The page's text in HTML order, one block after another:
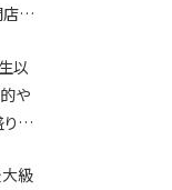
店
滋
以
や
だ
モリ
大級